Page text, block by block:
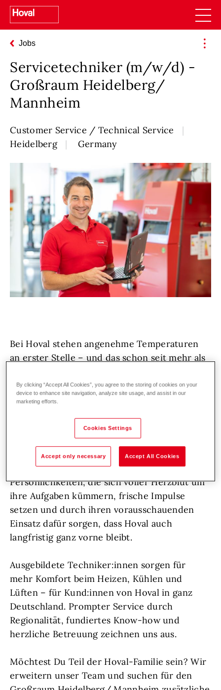
Jobs
Servicetechniker (m/w/d) -
Großraum Heidelberg/
Mannheim
Customer Service / Technical Service
Heidelberg
Germany
Bei Hoval stehen angenehme Temperaturen
an erster Stelle – und das schon seit mehr als
und Klimatechnik vertrauen auf erstklassige
Lösungen und exzellenten Service,
Hoval lieben, was wir tun!
Wir wachsen weiter und suchen zur
Unterstützung aufgeschlossene
Persönlichkeiten, die sich voller Herzblut um
ihre Aufgaben kümmern, frische Impulse
setzen und durch ihren vorausschauenden
Einsatz dafür sorgen, dass Hoval auch
langfristig ganz vorne bleibt.
Ausgebildete Techniker:innen sorgen für
mehr Komfort beim Heizen, Kühlen und
Lüften – für Kund:innen von Hoval in ganz
Deutschland. Prompter Service durch
Regionalität, fundiertes Know-how und
herzliche Betreuung zeichnen uns aus.
Möchtest Du Teil der Hoval-Familie sein? Wir
erweitern unser Team und suchen für den
By clicking “Accept All Cookies”, you agree to the storing of cookies on your
device to enhance site navigation, analyze site usage, and assist in our
marketing efforts.
Cookies Settings
Accept only necessary Accept All Cookies